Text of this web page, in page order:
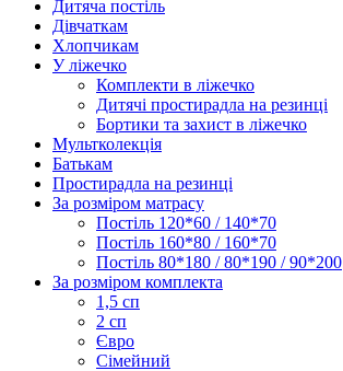
Дитяча постіль
Дівчаткам
Хлопчикам
У ліжечко
Комплекти в ліжечко
Дитячі простирадла на резинці
Бортики та захист в ліжечко
Мультколекція
Батькам
Простирадла на резинці
За розміром матрасу
Постіль 120*60 / 140*70
Постіль 160*80 / 160*70
Постіль 80*180 / 80*190 / 90*200
За розміром комплекта
1,5 сп
2 сп
Євро
Сімейний